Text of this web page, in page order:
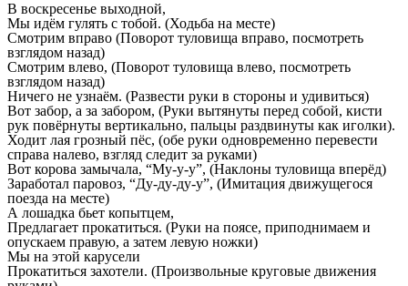
В воскресенье выходной,
Мы идём гулять с тобой. (Ходьба на месте)
Смотрим вправо (Поворот туловища вправо, посмотреть
взглядом назад)
Смотрим влево, (Поворот туловища влево, посмотреть
взглядом назад)
Ничего не узнаём. (Развести руки в стороны и удивиться)
Вот забор, а за забором, (Руки вытянуты перед собой, кисти
рук повёрнуты вертикально, пальцы раздвинуты как иголки).
Ходит лая грозный пёс, (обе руки одновременно перевести
справа налево, взгляд следит за руками)
Вот корова замычала, “Му-у-у”, (Наклоны туловища вперёд)
Заработал паровоз, “Ду-ду-ду-у”, (Имитация движущегося
поезда на месте)
А лошадка бьет копытцем,
Предлагает прокатиться. (Руки на поясе, приподнимаем и
опускаем правую, а затем левую ножки)
Мы на этой карусели
Прокатиться захотели. (Произвольные круговые движения